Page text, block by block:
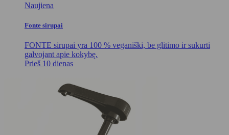
Naujiena
Fonte sirupai
FONTE sirupai yra 100 % veganiški, be glitimo ir sukurti
galvojant apie kokybę.
Prieš 10 dienas